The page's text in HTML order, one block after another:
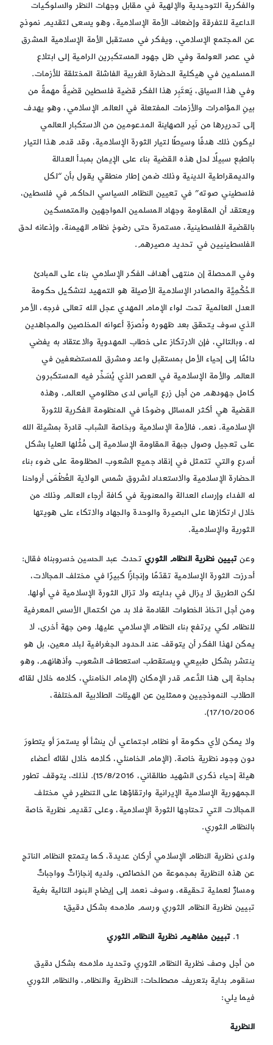
والفكرية التوحيدية والإلهية في مقابل وجهات النظر والسلوكيات
الداعية للتفرقة وإضعاف الأمة الإسلامية، وهو يسعى لتقديم نموذج
عن المجتمع الإسلامي، ويفكر في مستقبل الأمة الإسلامية المشرق
في عصر العولمة وفي ظل جهود المستكبرين الرامية إلى ابتلاع
المسلمين في هيكلية الحضارة الغربية الفاشلة المختلقة للأزمات.
وفي هذا السياق، يَعتَبِر هذا الفكر قضية فلسطين قضيةً مهمةً من
بينِ المؤامرات والأزمات المفتعلة في العالم الإسلامي، وهو يهدف
إلى تحريرها من نَير الصهاينة المدعومين من الاستكبار العالمي
ليكون ذلك هدفًا وسيطًا لتيار الثورة الإسلامية، وقد قدم هذا التيار
بالطبع سبيلًا لحل هذه القضية بناء على الإيمان بمبدأ العدالة
والديمقراطية الدينية وذلك ضمن إطار منطقي يقول بأن “لكل
فلسطيني صوته” في تعيين النظام السياسي الحاكم في فلسطين،
ويعتقد أن المقاومة وجهاد المسلمين المواجهين والمتمسكين
بالقضية الفلسطينية، مستمرة حتى رضوخ نظام الهيمنة، وإذعانه لحق
الفلسطينيين في تحديد مصيرهم.
وفي المحصلة إن منتهى أهداف الفكر الإسلامي بناء على المبادئ
الحُكْمِيَّة والمصادر الإسلامية الأصيلة هو التمهيد لتشكيل حكومة
العدل العالمية تحت لواء الإمام المهدي عجل الله تعالى فرجه، الأمر
الذي سوف يتحقق بعد ظهوره ونُصرَةِ أعوانه المخلصين والمجاهدين
له، وبالتالي، فإن الارتكاز على خطاب المهدوية والاعتقاد به يفضي
دائمًا إلى إحياء الأمل بمستقبل واعد ومشرق للمستضعفين في
العالم والأمة الإسلامية في العصر الذي يُسَخِّر فيه المستكبرون
كامل جهودهم من أجل زرع اليأس لدى مظلومي العالم، وهذه
القضية هي أكثر المسائل وضوحًا في المنظومة الفكرية للثورة
الإسلامية. نعم، فالأمة الإسلامية وبخاصة الشباب قادرة بمشيئة الله
على تعجيل وصول جبهة المقاومة الإسلامية إلى مُثُلها العليا بشكل
أسرع والتي تتمثل في إنقاد جميع الشعوب المظلومة على ضوء بناء
الحضارة الإسلامية والاستعداد لشروق شمس الولاية العُظْمَى أرواحنا
له الفداء وإرساء العدالة والمعنوية في كافة أرجاء العالم وذلك من
خلال ارتكازها على البصيرة والوحدة والجهاد والاتكاء على هويتها
الثورية والإسلامية.
وعن تبیین نظریة النظام الثوريتحدث عبد الحسین خسروبناه فقال:
أحرزت الثورة الإسلامية تقدّمًا وإنجازًا كبيرًا في مختلف المجالات،
لكن الطريق لا يزال في بدايته ولا تزال الثورة الإسلامية في أولها.
ومن أجل اتخاذ الخطوات القادمة فلا بد من اكتمال الأسس المعرفية
للنظام لكي يرتفع بناء النظام الإسلامي عليها. ومن جهة أخرى، لا
يمكن لهذا الفكر أن يتوقف عند الحدود الجغرافية لبلد معين، بل هو
ينتشر بشكل طبيعي ويستقطب استعطاف الشعوب وأذهانهم، وهو
بحاجة إلى هذا الدَّعم قدر الإمكان (الإمام الخامنئي، كلامه خلال لقائه
الطلاب النموذجيين وممثلين عن الهيئات الطلابية المختلفة،
17/10/2006).
ولا يمكن لأي حكومة أو نظام اجتماعي أن ينشأ أو يستمرَ أو يتطورَ
دون وجود نظرية خاصة. (الإمام الخامنئي، كلامه خلال لقائه أعضاء
هيئة إحياء ذكرى الشهيد طالقاني، 15/8/2016). لذلك، يتوقف تطور
الجمهورية الإسلامية الإيرانية وارتقاؤها على التنظير في مختلف
المجالات التي تحتاجها الثورة الإسلامية، وعلى تقديم نظرية خاصة
بالنظام الثوري.
ولدى نظرية النظام الإسلامي أركان عديدة، كما يتمتع النظام الناتج
عن هذه النظرية بمجموعة من الخصائص، ولديه إنجازاتٌ وواجباتٌ
ومسارٌ لعملية تحقيقه، وسوف نعمد إلى إيضاح البنود التالية بغية
تبيين نظرية النظام الثوري ورسم ملامحه بشكل دقيق:
تبيين مفاهيم نظرية النظام الثوري
من أجل وصف نظرية النظام الثوري وتحديد ملامحه بشكل دقيق
سنقوم بداية بتعريف مصطلحات: النظرية والنظام، والنظام الثوري
فيما يلي:
النظرية